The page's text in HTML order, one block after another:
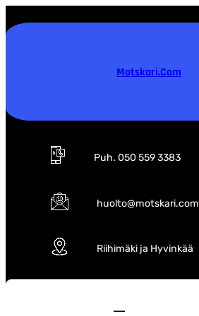
sisältöön
Motskari.com
Puh. 050 559 3383
huolto@motskari.com
Riihimäki ja Hyvinkää